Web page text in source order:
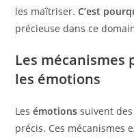
les maîtriser.C’est
précieuse dans ce
Les mécanismes
les émotions
Lesémotions suivent des
précis. Ces mécanismes